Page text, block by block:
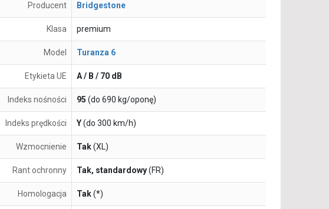
Producent Bridgestone
Klasa premium
Model Turanza 6
Etykieta UE A / B / 70 dB
Indeks nośności 95 (do 690 kg/oponę)
Indeks prędkości Y(do 300 km/h)
Wzmocnienie Tak(XL)
Rant ochronny Tak, standardowy(FR)
Homologacja Tak(*)